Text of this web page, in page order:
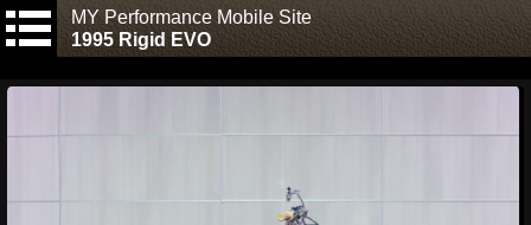
MY Performance Mobile Site
1995 Rigid EVO